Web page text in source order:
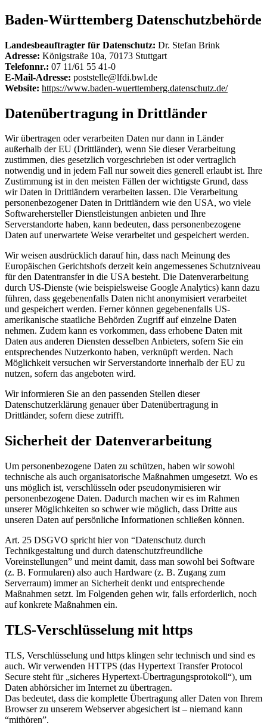
Baden-Württemberg Datenschutzbehörde
Landesbeauftragter für Datenschutz: Dr. Stefan Brink
Adresse: Königstraße 10a, 70173 Stuttgart
Telefonnr.: 07 11/61 55 41-0
E-Mail-Adresse: poststelle@lfdi.bwl.de
Website: https://www.baden-wuerttemberg.datenschutz.de/
Datenübertragung in Drittländer
Wir übertragen oder verarbeiten Daten nur dann in Länder
außerhalb der EU (Drittländer), wenn Sie dieser Verarbeitung
zustimmen, dies gesetzlich vorgeschrieben ist oder vertraglich
notwendig und in jedem Fall nur soweit dies generell erlaubt ist. Ihre
Zustimmung ist in den meisten Fällen der wichtigste Grund, dass
wir Daten in Drittländern verarbeiten lassen. Die Verarbeitung
personenbezogener Daten in Drittländern wie den USA, wo viele
Softwarehersteller Dienstleistungen anbieten und Ihre
Serverstandorte haben, kann bedeuten, dass personenbezogene
Daten auf unerwartete Weise verarbeitet und gespeichert werden.
Wir weisen ausdrücklich darauf hin, dass nach Meinung des
Europäischen Gerichtshofs derzeit kein angemessenes Schutzniveau
für den Datentransfer in die USA besteht. Die Datenverarbeitung
durch US-Dienste (wie beispielsweise Google Analytics) kann dazu
führen, dass gegebenenfalls Daten nicht anonymisiert verarbeitet
und gespeichert werden. Ferner können gegebenenfalls US-
amerikanische staatliche Behörden Zugriff auf einzelne Daten
nehmen. Zudem kann es vorkommen, dass erhobene Daten mit
Daten aus anderen Diensten desselben Anbieters, sofern Sie ein
entsprechendes Nutzerkonto haben, verknüpft werden. Nach
Möglichkeit versuchen wir Serverstandorte innerhalb der EU zu
nutzen, sofern das angeboten wird.
Wir informieren Sie an den passenden Stellen dieser
Datenschutzerklärung genauer über Datenübertragung in
Drittländer, sofern diese zutrifft.
Sicherheit der Datenverarbeitung
Um personenbezogene Daten zu schützen, haben wir sowohl
technische als auch organisatorische Maßnahmen umgesetzt. Wo es
uns möglich ist, verschlüsseln oder pseudonymisieren wir
personenbezogene Daten. Dadurch machen wir es im Rahmen
unserer Möglichkeiten so schwer wie möglich, dass Dritte aus
unseren Daten auf persönliche Informationen schließen können.
Art. 25 DSGVO spricht hier von “Datenschutz durch
Technikgestaltung und durch datenschutzfreundliche
Voreinstellungen” und meint damit, dass man sowohl bei Software
(z. B. Formularen) also auch Hardware (z. B. Zugang zum
Serverraum) immer an Sicherheit denkt und entsprechende
Maßnahmen setzt. Im Folgenden gehen wir, falls erforderlich, noch
auf konkrete Maßnahmen ein.
TLS-Verschlüsselung mit https
TLS, Verschlüsselung und https klingen sehr technisch und sind es
auch. Wir verwenden HTTPS (das Hypertext Transfer Protocol
Secure steht für „sicheres Hypertext-Übertragungsprotokoll“), um
Daten abhörsicher im Internet zu übertragen.
Das bedeutet, dass die komplette Übertragung aller Daten von Ihrem
Browser zu unserem Webserver abgesichert ist – niemand kann
“mithören”.